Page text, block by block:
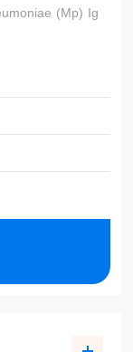
(Mp) Ig